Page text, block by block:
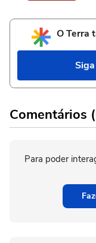
O Terra
Comentários
Para poder